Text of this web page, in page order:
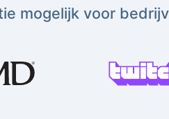
mogelijk voor